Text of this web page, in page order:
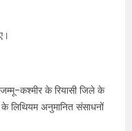
जम्मू-कश्मीर के रियासी जिले के
लिथियम अनुमानित संसाधनों